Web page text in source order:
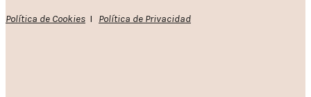
Política de Cookies I Política de Privacidad